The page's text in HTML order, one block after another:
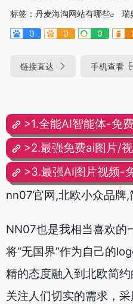
标签： 丹麦海淘网站有哪些
瑞
0
0 0
链接直达 手机查看
>1.全能AI智能体-免费
>2.最强免费ai图片/
>3.最强AI图片视频-
nn07官网,北欧小众品牌
NN07也是我相当喜欢的
将“无国界”作为自己的
精的态度融入到北欧简
关注人们切实的需求，